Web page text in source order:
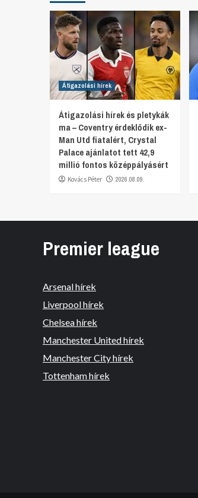
Átigazolási hírek
Átigazolási hírek és pletykák
ma – Coventry érdeklődik ex-
Man Utd fiatalért, Crystal
Palace ajánlatot tett 42,9
millió fontos középpályásért
Kovács Péter 2026.08.09.
Premier league
Arsenal hírek
Liverpool hírek
Chelsea hírek
Manchester United hírek
Manchester City hírek
Tottenham hírek